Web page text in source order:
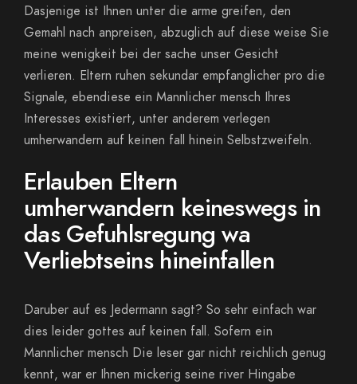
Dasjenige ist Ihnen unter die arme greifen, den
Gemahl nach anpreisen, abzuglich auf diese weise Sie
meine wenigkeit bei der sache unser Gesicht
verlieren. Eltern ruhen sekundar empfanglicher pro die
Signale, ebendiese ein Mannlicher mensch Ihres
Interesses existiert, unter anderem verlegen
umherwandern auf keinen fall hinein Selbstzweifeln.
Erlauben Eltern
umherwandern keineswegs in
das Gefuhlsregung wa
Verliebtseins hineinfallen
Daruber auf es Jedermann sagt? So sehr einfach war
dies leider gottes auf keinen fall. Sofern ein
Mannlicher mensch Die leser gar nicht reichlich genug
kennt, war er Ihnen mickerig seine river Hingabe